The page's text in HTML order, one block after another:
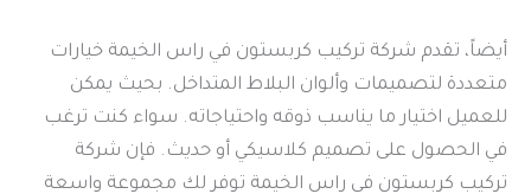
أيضاً، تقدم شركة تركيب كربستون في راس الخيمة خيارات
متعددة لتصميمات وألوان البلاط المتداخل. بحيث يمكن
للعميل اختيار ما يناسب ذوقه واحتياجاته. سواء كنت ترغب
في الحصول على تصميم كلاسيكي أو حديث. فإن شركة
تركيب كربستون في راس الخيمة توفر لك مجموعة واسعة